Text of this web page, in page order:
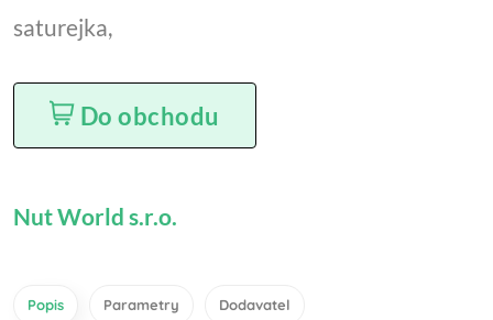
saturejka,
Do obchodu
Nut World s.r.o.
Popis Parametry Dodavatel